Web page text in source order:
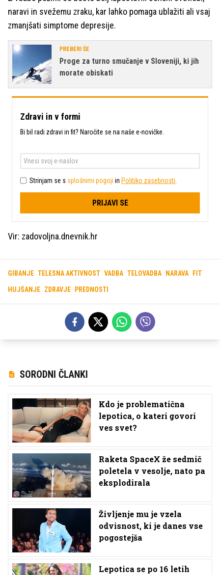
naravi in svežemu zraku, kar lahko pomaga ublažiti ali vsaj
zmanjšati simptome depresije.
PREBERI ŠE
Proge za turno smučanje v Sloveniji, ki jih
morate obiskati
Zdravi in v formi
Bi bil radi zdravi in fit? Naročite se na naše e-novičke.
Strinjam se s splošnimi pogoji in Politiko zasebnosti
PRIJAVI SE
Vir: zadovoljna.dnevnik.hr
GIBANJE TELESNA AKTIVNOST VADBA TELOVADBA NARAVA FIT
HUJŠANJE ZDRAVJE PREDNOSTI
SORODNI ČLANKI
Kdo je problematična
lepotica, o kateri govori
ves svet?
Raketa SpaceX že sedmič
poletela v vesolje, nato pa
eksplodirala
Življenje mu je vzela
odvisnost, ki je danes vse
pogostejša
Lepotica se po 16 letih